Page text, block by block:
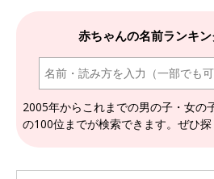
赤ちゃんの名前ランキ
2005年からこれまでの男の子・女の
の100位までが検索できます。ぜひ探